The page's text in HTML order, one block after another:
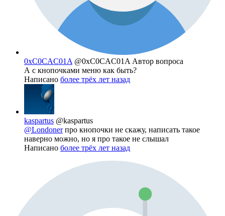
0xC0CAC01A @0xC0CAC01A Автор вопроса
А с кнопочками меню как быть?
Написано более трёх лет назад
kaspartus @kaspartus
@Londonerпро кнопочки не скажу, написать такое
наверно можно, но я про такое не слышал
Написано более трёх лет назад